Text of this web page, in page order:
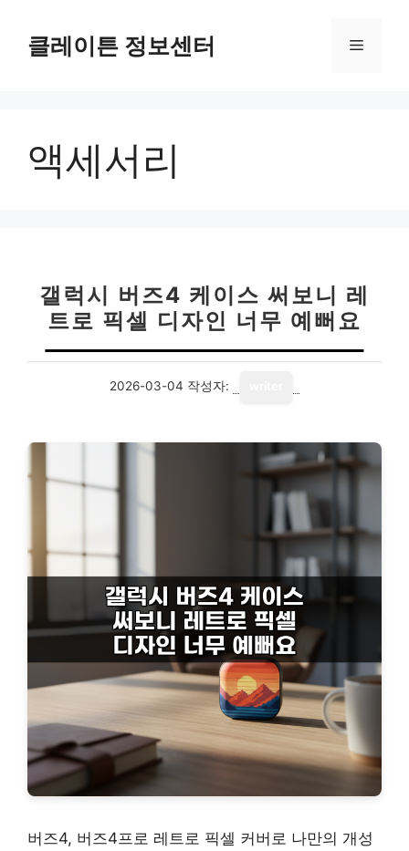
클레이튼 정보센터 메
액세서리
갤럭시 버즈4 케이스 써보니 레
트로 픽셀 디자인 너무 예뻐요
2026-03-04 작성자:
버즈4, 버즈4프로 레트로 픽셀 커버로 나만의 개성